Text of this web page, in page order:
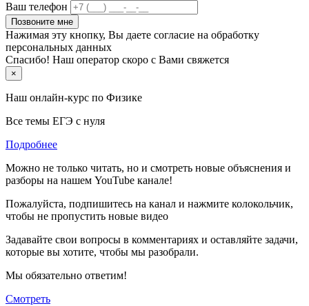
Ваш телефон
Позвоните мне
Нажимая эту кнопку, Вы даете согласие на обработку
персональных данных
Спасибо! Наш оператор скоро с Вами свяжется
×
Наш онлайн-курс по Физике
Все темы ЕГЭ с нуля
Подробнее
Можно не только читать, но и смотреть новые объяснения и
разборы на нашем YouTube канале!
Пожалуйста, подпишитесь на канал и нажмите колокольчик,
чтобы не пропустить новые видео
Задавайте свои вопросы в комментариях и оставляйте задачи,
которые вы хотите, чтобы мы разобрали.
Мы обязательно ответим!
Смотреть